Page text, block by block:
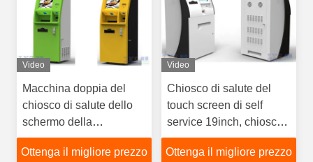
Video
Macchina doppia del
chiosco di salute dello
schermo della
stampante a laser A4,
touch screen
Ottenga il migliore prezzo
Video
Chiosco di salute del
touch screen di self
service 19inch, chiosco
paziente di registrazione
Ottenga il migliore prezzo